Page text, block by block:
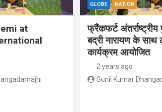
at
GLOBE NATION
फ्रैंकफर्ट
बद्री नारायण के
कार्यक्रम आयोजित
2 years ago
Sunil Kumar